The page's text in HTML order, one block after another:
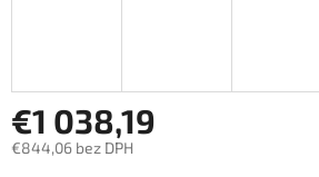
€1 038,19
€844,06 bez DPH